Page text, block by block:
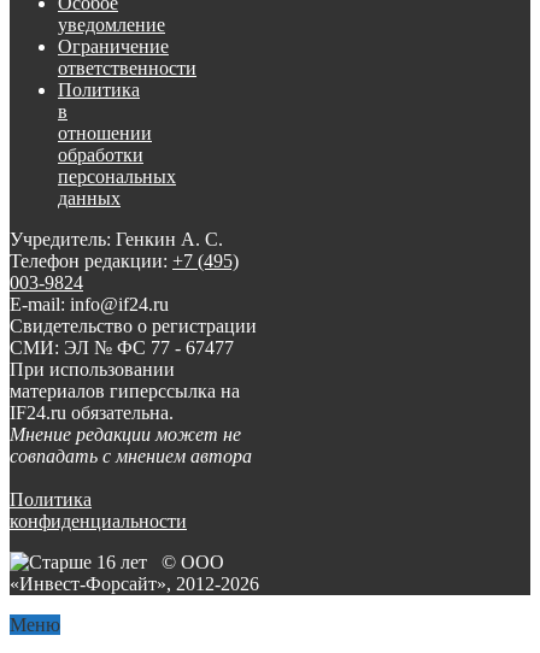
уведомление
Ограничение
ответственности
Политика
в
отношении
обработки
персональных
данных
Учредитель: Генкин А. С.
Телефон редакции: +7 (495)
003-9824
E-mail: info@if24.ru
Свидетельство о регистрации
СМИ: ЭЛ № ФС 77 - 67477
При использовании
материалов гиперссылка на
IF24.ru обязательна.
Мнение редакции может не
совпадать с мнением автора
Политика
конфиденциальности
© ООО
«Инвест-Форсайт», 2012-2026
Меню